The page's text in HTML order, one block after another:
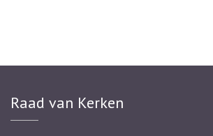
Raad van Kerken